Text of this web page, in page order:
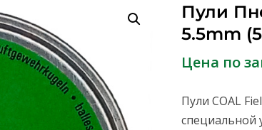
Пули
5.5mm
Цена по
Пули COAL